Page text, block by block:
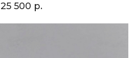
25 500 р.